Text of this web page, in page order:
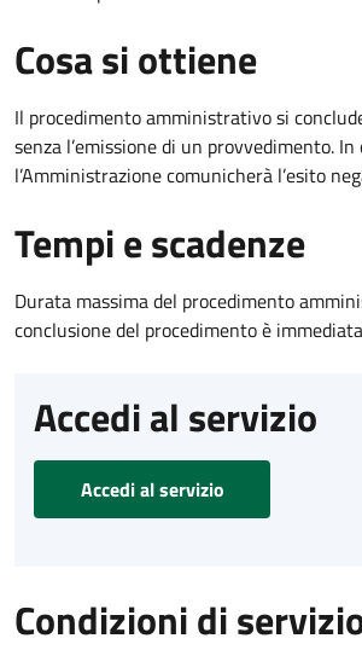
Cosa si ottiene
Il procedimento amministrativo si
senza l’emissione di un provvedimento.
l’Amministrazione comunicherà l’esito
Tempi e scadenze
Durata massima del procedimento
conclusione del procedimento è
Accedi al servizio
Accedi al servizio
Condizioni di